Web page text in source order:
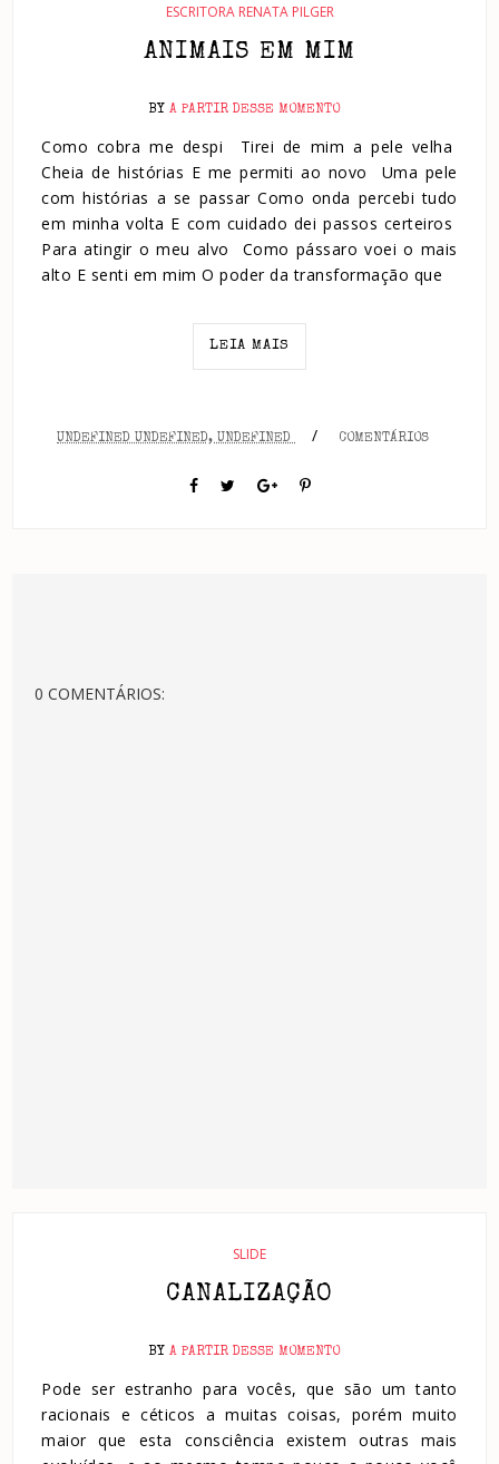
ESCRITORA RENATA PILGER
ANIMAIS EM MIM
BY A PARTIR DESSE MOMENTO
Como cobra me despi Tirei de mim a pele velha
Cheia de histórias E me permiti ao novo Uma pele
com histórias a se passar Como onda percebi tudo
em minha volta E com cuidado dei passos certeiros
Para atingir o meu alvo Como pássaro voei o mais
alto E senti em mim O poder da transformação que
LEIA MAIS
UNDEFINED UNDEFINED, UNDEFINED / COMENTÁRIOS
0 COMENTÁRIOS:
SLIDE
CANALIZAÇÃO
BY A PARTIR DESSE MOMENTO
Pode ser estranho para vocês, que são um tanto
racionais e céticos a muitas coisas, porém muito
maior que esta consciência existem outras mais